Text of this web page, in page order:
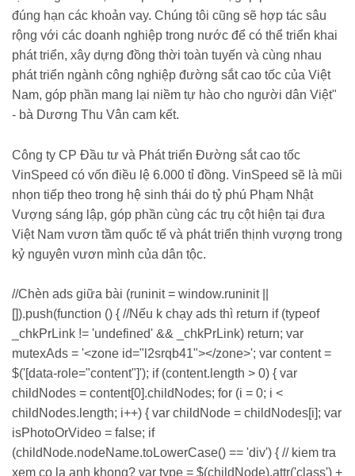
đúng hạn các khoản vay. Chúng tôi cũng sẽ hợp tác sâu
rộng với các doanh nghiệp trong nước để có thể triển khai
phát triển, xây dựng đồng thời toàn tuyến và cùng nhau
phát triển ngành công nghiệp đường sắt cao tốc của Việt
Nam, góp phần mang lại niềm tự hào cho người dân Việt"
- bà Dương Thu Vân cam kết.
Công ty CP Đầu tư và Phát triển Đường sắt cao tốc
VinSpeed có vốn điều lệ 6.000 tỉ đồng. VinSpeed sẽ là mũi
nhọn tiếp theo trong hệ sinh thái do tỷ phú Phạm Nhật
Vượng sáng lập, góp phần cùng các trụ cột hiện tại đưa
Việt Nam vươn tầm quốc tế và phát triển thịnh vượng trong
kỷ nguyên vươn mình của dân tộc.
//Chèn ads giữa bài (runinit = window.runinit ||
[]).push(function () { //Nếu k chạy ads thì return if (typeof
_chkPrLink != 'undefined' && _chkPrLink) return; var
mutexAds = '<zone id="l2srqb41"></zone>'; var content =
$('[data-role="content"]'); if (content.length > 0) { var
childNodes = content[0].childNodes; for (i = 0; i <
childNodes.length; i++) { var childNode = childNodes[i]; var
isPhotoOrVideo = false; if
(childNode.nodeName.toLowerCase() == 'div') { // kiem tra
xem co la anh khong? var type = $(childNode).attr('class') +